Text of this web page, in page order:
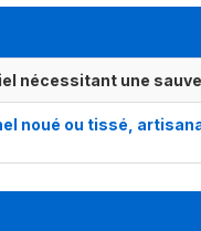
nécessitant une
noué ou tissé,